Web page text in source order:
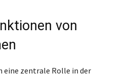
von
eine zentrale Rolle in der